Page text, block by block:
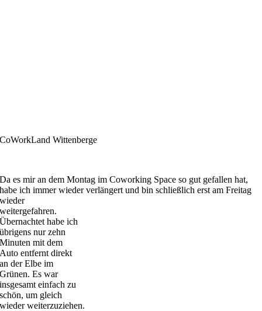
CoWorkLand Wittenberge
Da es mir an dem Montag im Coworking Space so gut gefallen hat,
habe ich immer wieder verlängert und bin schließlich erst am Freitag
wieder
weitergefahren.
Übernachtet habe ich
übrigens nur zehn
Minuten mit dem
Auto entfernt direkt
an der Elbe im
Grünen. Es war
insgesamt einfach zu
schön, um gleich
wieder weiterzuziehen.